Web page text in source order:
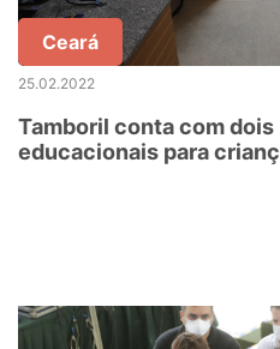
Ceará
25.02.2022
Tamboril conta com
educacionais para